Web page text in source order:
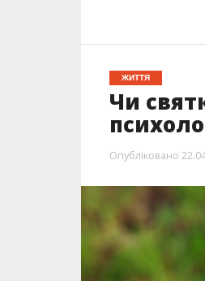
ЖИТТЯ
Чи
Опубліковано